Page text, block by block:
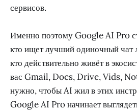
сервисов.
Именно поэтому Google AI Pro
кто ищет лучший одиночный чат
кто действительно живёт в
вас Gmail, Docs, Drive, Vids,
нужно, чтобы AI жил в этих
Google AI Pro начинает